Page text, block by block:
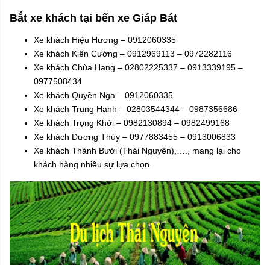
Bắt xe khách tại bến xe Giáp Bát
Xe khách Hiệu Hương – 0912060335
Xe khách Kiên Cường – 0912969113 – 0972282116
Xe khách Chùa Hang – 02802225337 – 0913339195 –
0977508434
Xe khách Quyền Nga – 0912060335
Xe khách Trung Hạnh – 02803544344 – 0987356686
Xe khách Trọng Khởi – 0982130894 – 0982499168
Xe khách Dương Thúy – 0977883455 – 0913006833
Xe khách Thành Bưởi (Thái Nguyên),…., mang lại cho
khách hàng nhiều sự lựa chọn.